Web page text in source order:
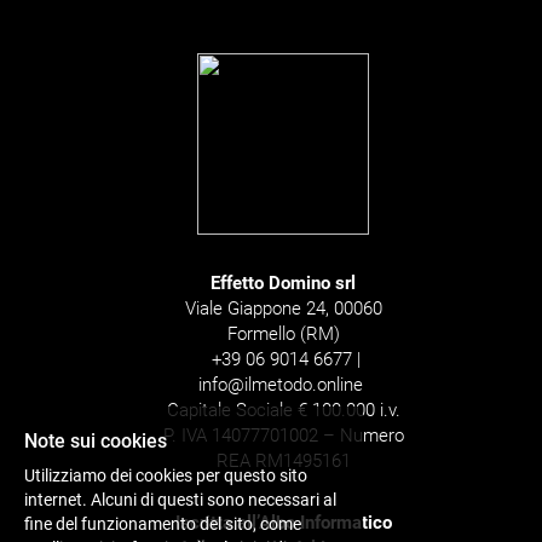
Effetto Domino srl
Viale Giappone 24, 00060
Formello (RM)
+39 06 9014 6677 |
info@ilmetodo.online
Capitale Sociale € 100.000 i.v.
P. IVA 14077701002 – Numero
REA RM1495161
Iscritta all’Albo Informatico
Note sui cookies
Utilizziamo dei cookies per questo sito
internet. Alcuni di questi sono necessari al
fine del funzionamento del sito, come